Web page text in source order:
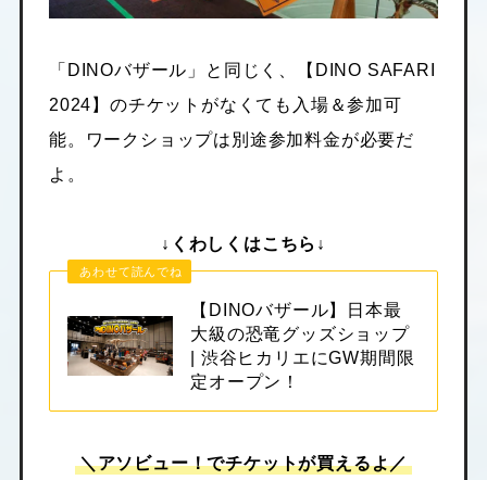
「DINOバザール」と同じく、【DINO SAFARI
2024】のチケットがなくても入場＆参加可
能。ワークショップは別途参加料金が必要だ
よ。
↓くわしくはこちら↓
あわせて読んでね
【DINOバザール】日本最
大級の恐竜グッズショップ
| 渋谷ヒカリエにGW期間限
定オープン！
＼アソビュー！でチケットが買えるよ／